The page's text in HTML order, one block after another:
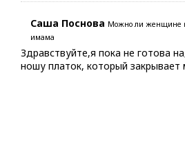
Саша Поснова Можно ли женщине
имама
Здравствуйте,я пока не готова
ношу платок, который